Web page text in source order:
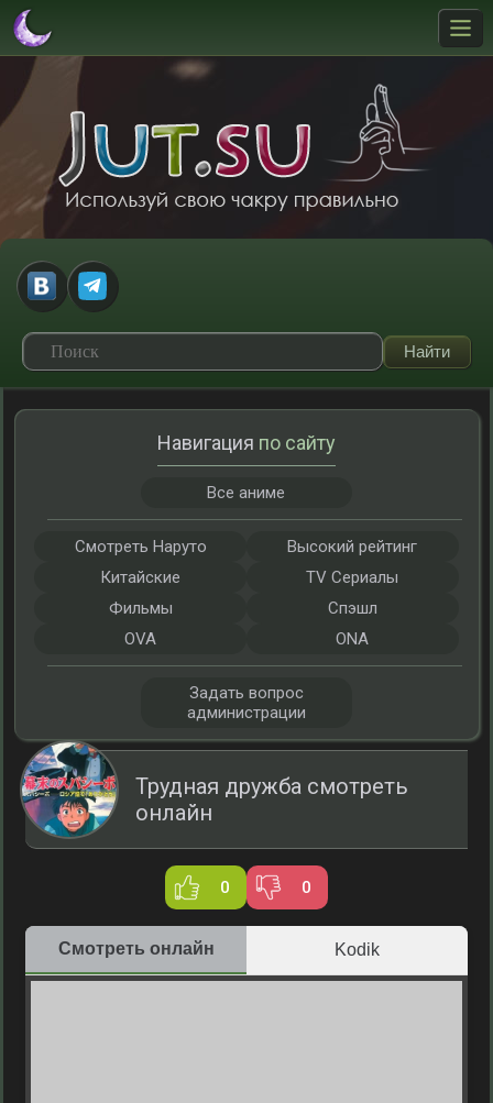
Трудная дружба смотреть
онлайн
0 0
Смотреть онлайн Kodik
Навигация по сайту
Все аниме
Смотреть Наруто
Высокий рейтинг
Китайские
TV Сериалы
Фильмы
Спэшл
OVA
ONA
Задать вопрос
администрации